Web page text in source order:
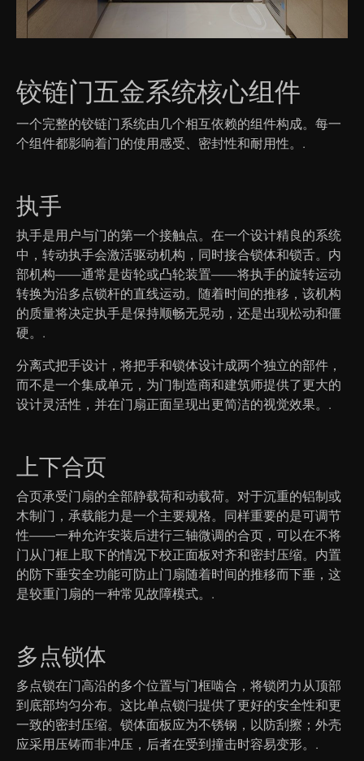
铰链门五金系统核心组件
一个完整的铰链门系统由几个相互依赖的组件构成。每一
个组件都影响着门的使用感受、密封性和耐用性。.
执手
执手是用户与门的第一个接触点。在一个设计精良的系统
中，转动执手会激活驱动机构，同时接合锁体和锁舌。内
部机构——通常是齿轮或凸轮装置——将执手的旋转运动
转换为沿多点锁杆的直线运动。随着时间的推移，该机构
的质量将决定执手是保持顺畅无晃动，还是出现松动和僵
硬。.
分离式把手设计，将把手和锁体设计成两个独立的部件，
而不是一个集成单元，为门制造商和建筑师提供了更大的
设计灵活性，并在门扇正面呈现出更简洁的视觉效果。.
上下合页
合页承受门扇的全部静载荷和动载荷。对于沉重的铝制或
木制门，承载能力是一个主要规格。同样重要的是可调节
性——一种允许安装后进行三轴微调的合页，可以在不将
门从门框上取下的情况下校正面板对齐和密封压缩。内置
的防下垂安全功能可防止门扇随着时间的推移而下垂，这
是较重门扇的一种常见故障模式。.
多点锁体
多点锁在门高沿的多个位置与门框啮合，将锁闭力从顶部
到底部均匀分布。这比单点锁闩提供了更好的安全性和更
一致的密封压缩。锁体面板应为不锈钢，以防刮擦；外壳
应采用压铸而非冲压，后者在受到撞击时容易变形。.